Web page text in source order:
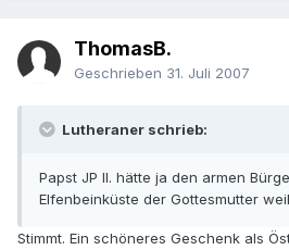
ThomasB.
Geschrieben 31. Juli 2007
Lutheraner schrieb:
Papst JP II. hätte ja den armen
Elfenbeinküste der Gottesmutter
Stimmt. Ein schöneres Geschenk als